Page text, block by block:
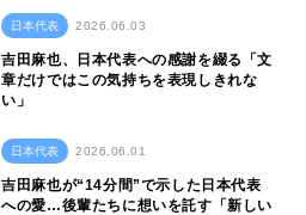
日本代表 2026.06.03
吉田麻也、日本代表への感謝を綴る「文
章だけではこの気持ちを表現しきれな
い」
日本代表 2026.06.01
吉田麻也が“14分間”で示した日本代表
への愛…後輩たちに想いを託す「新しい